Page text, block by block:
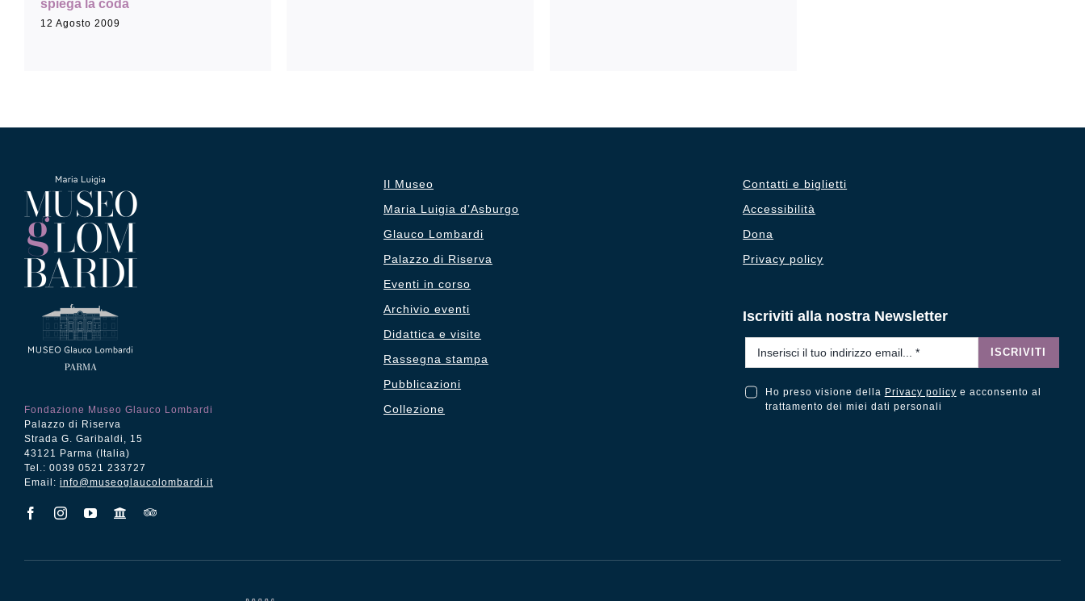
spiega la coda
12 Agosto 2009
Fondazione Museo Glauco Lombardi
Palazzo di Riserva
Strada G. Garibaldi, 15
43121 Parma (Italia)
Tel.: 0039 0521 233727
Email: info@museoglaucolombardi.it
Il Museo
Maria Luigia d’Asburgo
Glauco Lombardi
Palazzo di Riserva
Eventi in corso
Archivio eventi
Didattica e visite
Rassegna stampa
Pubblicazioni
Collezione
Contatti e biglietti
Accessibilità
Dona
Privacy policy
Iscriviti alla nostra Newsletter
ISCRIVITI
Ho preso visione della Privacy policy e acconsento al
trattamento dei miei dati personali